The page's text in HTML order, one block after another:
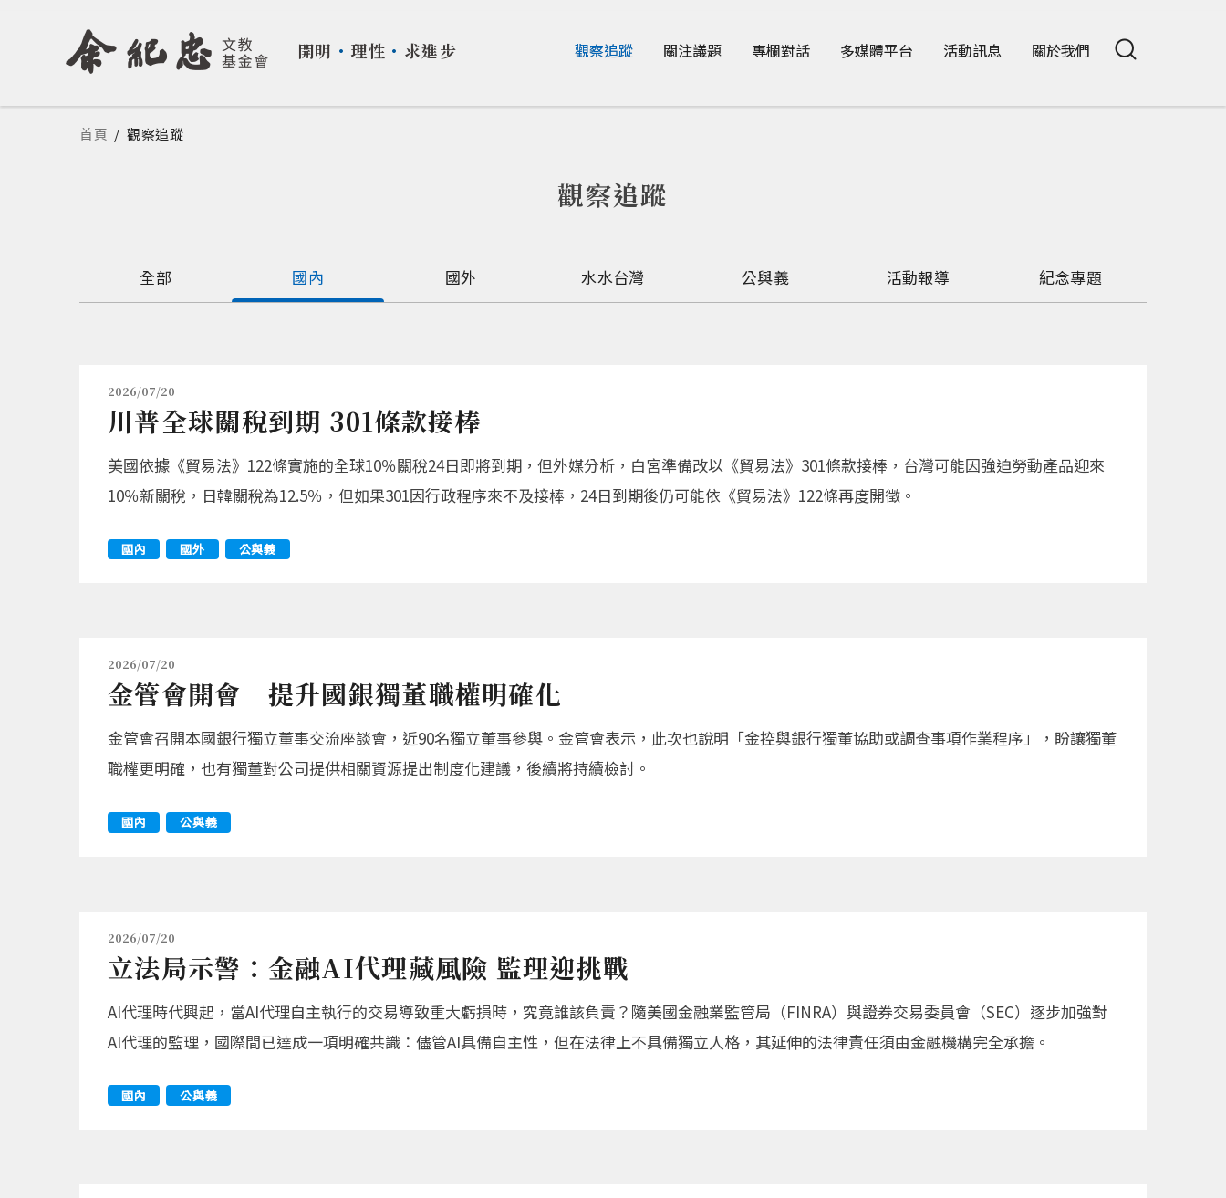
開明 ・ 理性 ・ 求進步 觀察追蹤 關注議題 專欄對話 多媒體平台 活動訊息 關於我們
您在這裡
首頁 / 觀察追蹤
觀察追蹤
全部 國內 國外 水水台灣 公與義 活動報導 紀念專題
2026/07/20
川普全球關稅到期 301條款接棒
美國依據《貿易法》122條實施的全球10％關稅24日即將到期，但外媒分析，白宮準備改以《貿易法》301條款接棒，台灣可能因強迫勞動產品迎來
10％新關稅，日韓關稅為12.5％，但如果301因行政程序來不及接棒，24日到期後仍可能依《貿易法》122條再度開徵。
國內 國外 公與義
2026/07/20
金管會開會 提升國銀獨董職權明確化
金管會召開本國銀行獨立董事交流座談會，近90名獨立董事參與。金管會表示，此次也說明「金控與銀行獨董協助或調查事項作業程序」，盼讓獨董
職權更明確，也有獨董對公司提供相關資源提出制度化建議，後續將持續檢討。
國內 公與義
2026/07/20
立法局示警：金融AI代理藏風險 監理迎挑戰
AI代理時代興起，當AI代理自主執行的交易導致重大虧損時，究竟誰該負責？隨美國金融業監管局（FINRA）與證券交易委員會（SEC）逐步加強對
AI代理的監理，國際間已達成一項明確共識：儘管AI具備自主性，但在法律上不具備獨立人格，其延伸的法律責任須由金融機構完全承擔。
國內 公與義